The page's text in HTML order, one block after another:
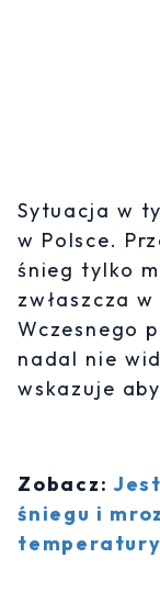
Sytuacja w
w Polsce.
śnieg tylko
zwłaszcza
Wczesnego
nadal nie
wskazuje
Zobacz:
śniegu i